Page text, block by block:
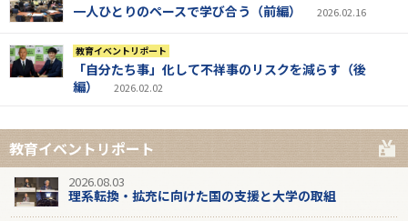
一人ひとりのペースで学び合う（前編） 2026.02.16
教育イベントリポート
「自分たち事」化して不祥事のリスクを減らす（後
編）
2026.02.02
教育イベントリポート
2026.08.03
理系転換・拡充に向けた国の支援と大学の取組